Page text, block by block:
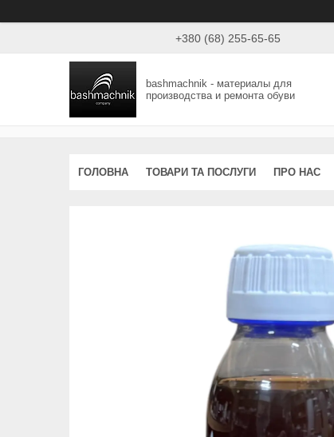
+380 (68) 255-65-65
bashmachnik - материалы для
производства и ремонта обуви
ГОЛОВНА ТОВАРИ ТА ПОСЛУГИ ПРО НАС